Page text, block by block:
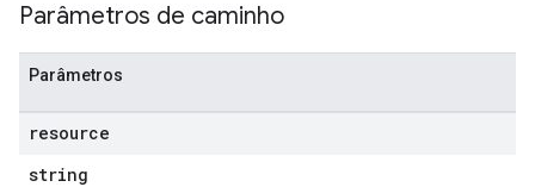
Parâmetros de caminho
Parâmetros
resource
string